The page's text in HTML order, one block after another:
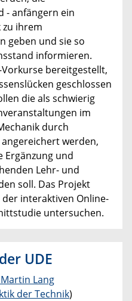
- anfängern ein
zu ihrem
geben und sie so
informieren.
bereitgestellt,
geschlossen
die als schwierig
im
durch
werden,
Ergänzung und
Lehr- und
soll. Das Projekt
interaktiven Online-
untersuchen.
UDE
Lang
der Technik)